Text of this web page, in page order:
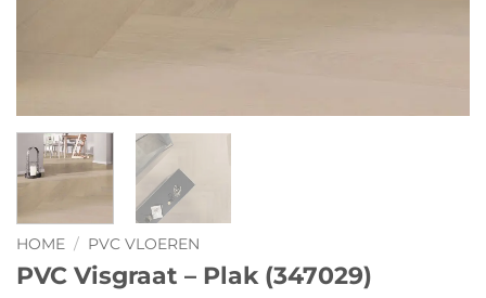
HOME / PVC VLOEREN
PVC Visgraat – Plak (347029)